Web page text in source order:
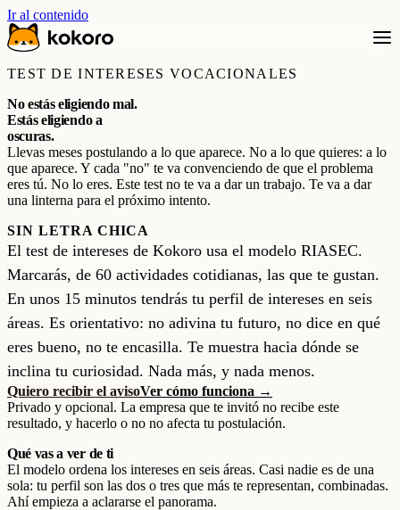
Ir al contenido
TEST DE INTERESES VOCACIONALES
No estás eligiendo mal.
Estás eligiendo a
oscuras.
Llevas meses postulando a lo que aparece. No a lo que quieres: a lo
que aparece. Y cada "no" te va convenciendo de que el problema
eres tú. No lo eres. Este test no te va a dar un trabajo. Te va a dar
una linterna para el próximo intento.
SIN LETRA CHICA
El test de intereses de Kokoro usa el modelo RIASEC.
Marcarás, de 60 actividades cotidianas, las que te gustan.
En unos 15 minutos tendrás tu perfil de intereses en seis
áreas. Es orientativo: no adivina tu futuro, no dice en qué
eres bueno, no te encasilla. Te muestra hacia dónde se
inclina tu curiosidad. Nada más, y nada menos.
Quiero recibir el avisoVer cómo funciona →
Privado y opcional. La empresa que te invitó no recibe este
resultado, y hacerlo o no no afecta tu postulación.
Qué vas a ver de ti
El modelo ordena los intereses en seis áreas. Casi nadie es de una
sola: tu perfil son las dos o tres que más te representan, combinadas.
Ahí empieza a aclararse el panorama.